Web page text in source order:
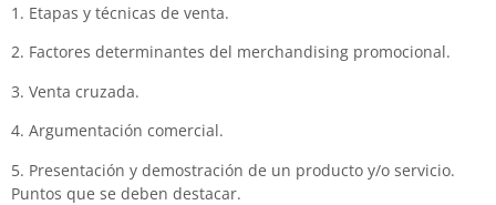
1. Etapas y técnicas de venta.
2. Factores determinantes del merchandising promocional.
3. Venta cruzada.
4. Argumentación comercial.
5. Presentación y demostración de un producto y/o servicio.
Puntos que se deben destacar.